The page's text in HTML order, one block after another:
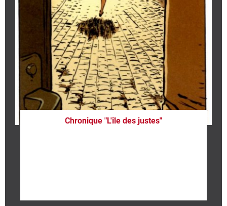
Chronique "L'île des justes"